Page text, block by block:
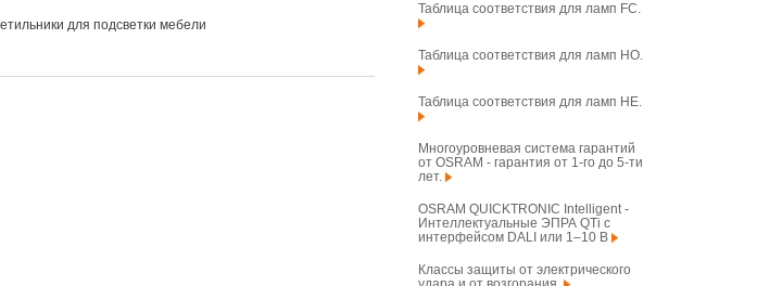
для подсветки мебели
Таблица соответствия для ламп FC.
Таблица соответствия для ламп HO.
Таблица соответствия для ламп HE.
Многоуровневая система гарантий
от OSRAM - гарантия от 1-го до 5-ти
лет.
OSRAM QUICKTRONIC Intelligent -
Интеллектуальные ЭПРА QTi с
интерфейсом DALI или 1–10 В
Классы защиты от электрического